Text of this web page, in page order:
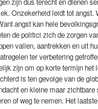
zijn dus terecht en dienen
Onzekerheid leidt tot angst.
angst kan hele
de politici zich de zorgen
vallen, aantrekken en uit
ter verbetering
zijn om op korte termijn het
is ten gevolge van de
en kleine maar zichtbare
of weg te nemen. Het